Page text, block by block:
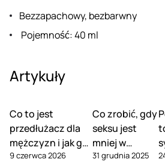
Bezzapachowy, bezbarwny
Pojemność: 40 ml
Artykuły
Co to jest
przedłużacz dla
mężczyzn i jak go
używać
9 czerwca 2026
Co zrobić, gdy
seksu jest
mniej w
związku
31 grudnia 2025